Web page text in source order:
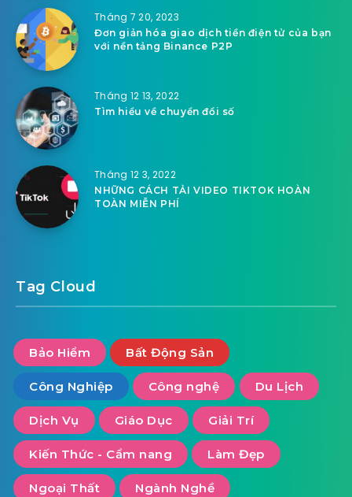
Tháng 7 20, 2023
Đơn giản hóa giao dịch tiền điện tử của bạn
với nền tảng Binance P2P
Tháng 12 13, 2022
Tìm hiểu về chuyển đổi số
Tháng 12 3, 2022
NHỮNG CÁCH TẢI VIDEO TIKTOK HOÀN
TOÀN MIỄN PHÍ
Tag Cloud
Bảo Hiểm Bất Động Sản
Công Nghiệp Công nghệ Du Lịch
Dịch Vụ Giáo Dục Giải Trí
Kiến Thức - Cẩm nang Làm Đẹp
Ngoại Thất Ngành Nghề